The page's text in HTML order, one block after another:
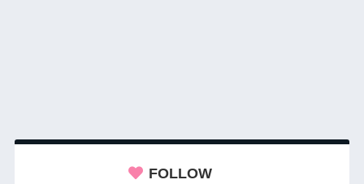
FOLLOW